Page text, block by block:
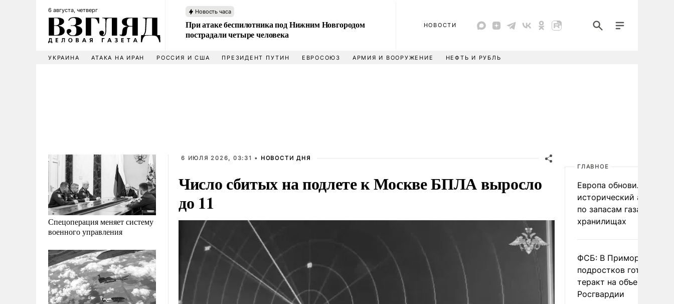
6 августа, четверг Новость часа
При атаке беспилотника под Нижним Новгородом
пострадали четыре человека
НОВОСТИ
УКРАИНА АТАКА НА ИРАН РОССИЯ И США ПРЕЗИДЕНТ ПУТИН ЕВРОСОЮЗ АРМИЯ И ВООРУЖЕНИЕ НЕФТЬ И РУБЛЬ
Спецоперация меняет систему
военного управления
6 ИЮЛЯ 2026, 03:31 • НОВОСТИ ДНЯ
Число сбитых на подлете к Москве БПЛА выросло
до 11
ГЛАВНОЕ
Европа обновила
исторический
по запасам газа в
хранилищах
ФСБ: В Приморье трое
подростков готовили
теракт на объекте
Росгвардии